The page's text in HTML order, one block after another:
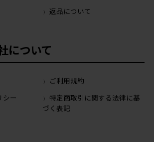
返品について
について
ご利用規約
シー
特定商取引に関する法律に基
づく表記